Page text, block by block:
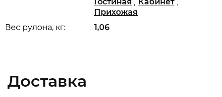
Вес рулона, кг: 1,06
Прихожая
Доставка